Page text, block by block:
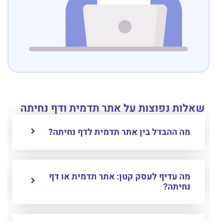
שאלות נפוצות על אתר תדמית ודף נחיתה
מה ההבדל בין אתר תדמית לדף נחיתה?
מה עדיף לעסק קטן: אתר תדמית או דף
נחיתה?